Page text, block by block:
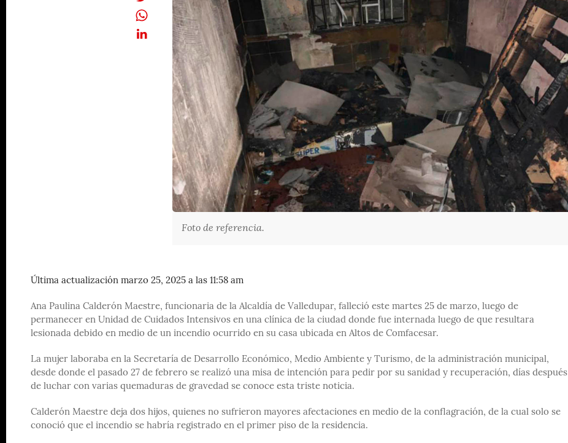
Foto de referencia.
Última actualización marzo 25, 2025 a las 11:58 am
Ana Paulina Calderón Maestre, funcionaria de la Alcaldía de Valledupar, falleció este martes 25 de marzo, luego de
permanecer en Unidad de Cuidados Intensivos en una clínica de la ciudad donde fue internada luego de que resultara
lesionada debido en medio de un incendio ocurrido en su casa ubicada en Altos de Comfacesar.
La mujer laboraba en la Secretaría de Desarrollo Económico, Medio Ambiente y Turismo, de la administración municipal,
desde donde el pasado 27 de febrero se realizó una misa de intención para pedir por su sanidad y recuperación, días después
de luchar con varias quemaduras de gravedad se conoce esta triste noticia.
Calderón Maestre deja dos hijos, quienes no sufrieron mayores afectaciones en medio de la conflagración, de la cual solo se
conoció que el incendio se habría registrado en el primer piso de la residencia.